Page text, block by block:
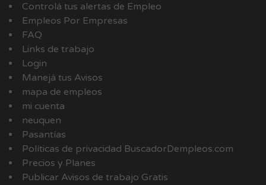
Controlá tus alertas de Empleo
Empleos Por Empresas
FAQ
Links de trabajo
Login
Manejá tus Avisos
mapa de empleos
mi cuenta
neuquen
Pasantías
Políticas de privacidad BuscadorDempleos.com
Precios y Planes
Publicar Avisos de trabajo Gratis